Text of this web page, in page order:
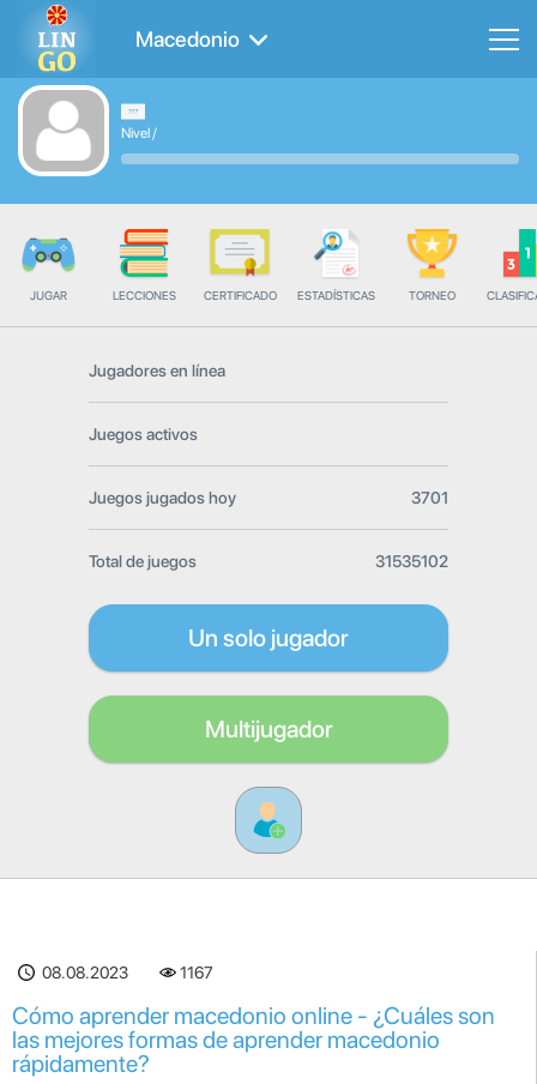
Macedonio
Nivel/
JUGAR LECCIONES CERTIFICADO ESTADÍSTICAS TORNEO
Jugadores en línea
Juegos activos
Juegos jugados hoy 3701
Total de juegos 31535102
Un solo jugador
Multijugador
08.08.2023 1167
Cómo aprender macedonio online - ¿Cuáles son
las mejores formas de aprender macedonio
rápidamente?